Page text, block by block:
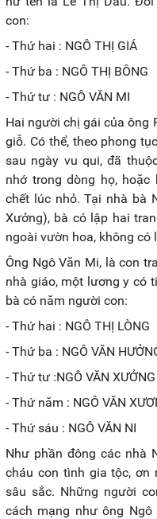
con:
- Thứ hai : NGÔ THỊ GIÁ
- Thứ ba : NGÔ THỊ BÔNG
- Thứ tư : NGÔ VĂN MI
Hai người chị gái của ông
giỗ. Có thể, theo phong
sau ngày vu qui, đã
nhớ trong dòng họ,
chết lúc nhỏ. Tại nhà bà
Xưởng), bà có lập hai
ngoài vườn hoa, không có
Ông Ngô Văn Mi, là con
nhà giáo, một lương y có
bà có năm người con:
- Thứ hai : NGÔ THỊ LÒNG
- Thứ ba : NGÔ VĂN
- Thứ tư :NGÔ VĂN XƯỞNG
- Thứ năm : NGÔ VĂN
- Thứ sáu : NGÔ VĂN NI
Như phần đông các nhà
cháu con tình gia tộc, ơn
sâu sắc. Những người
cách mạng như ông